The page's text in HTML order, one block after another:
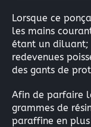
Lorsque ce
les mains
étant un diluant;
redevenues
des gants de
Afin de parfaire
grammes de
paraffine en